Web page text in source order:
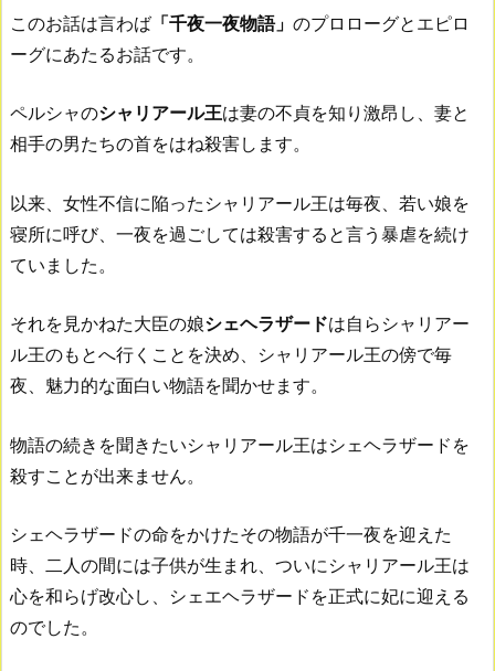
このお話は言わば 「千夜一夜物語」 のプロローグとエピロ
ーグにあたるお話です。
ペルシャのシャリアール王は妻の不貞を知り激昂し、妻と
相手の男たちの首をはね殺害します。
以来、女性不信に陥ったシャリアール王は毎夜、若い娘を
寝所に呼び、一夜を過ごしては殺害すると言う暴虐を続け
ていました。
それを見かねた大臣の娘シェヘラザードは自らシャリアー
ル王のもとへ行くことを決め、シャリアール王の傍で毎
夜、魅力的な面白い物語を聞かせます。
物語の続きを聞きたいシャリアール王はシェヘラザードを
殺すことが出来ません。
シェヘラザードの命をかけたその物語が千一夜を迎えた
時、二人の間には子供が生まれ、ついにシャリアール王は
心を和らげ改心し、シェエヘラザードを正式に妃に迎える
のでした。